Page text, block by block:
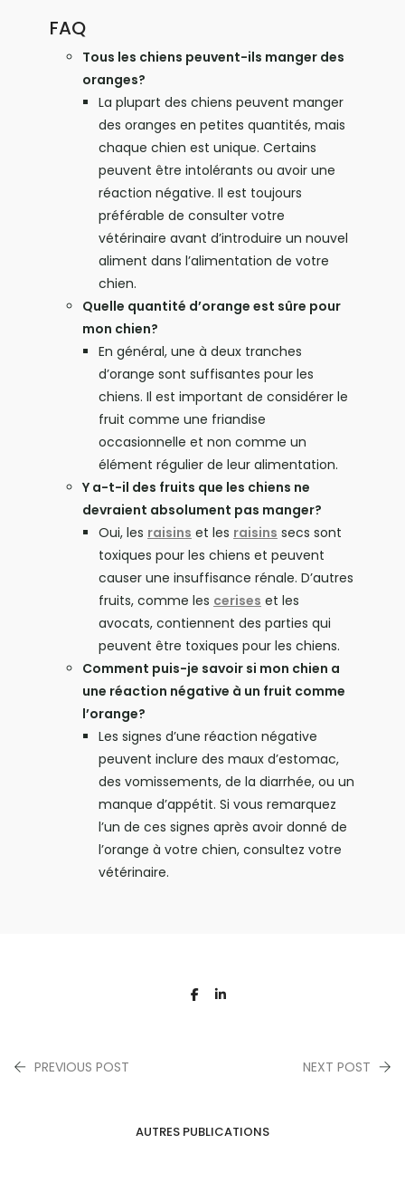
FAQ
Tous les chiens peuvent-ils manger des
oranges?
La plupart des chiens peuvent manger
des oranges en petites quantités, mais
chaque chien est unique. Certains
peuvent être intolérants ou avoir une
réaction négative. Il est toujours
préférable de consulter votre
vétérinaire avant d’introduire un nouvel
aliment dans l’alimentation de votre
chien.
Quelle quantité d’orange est sûre pour
mon chien?
En général, une à deux tranches
d’orange sont suffisantes pour les
chiens. Il est important de considérer le
fruit comme une friandise
occasionnelle et non comme un
élément régulier de leur alimentation.
Y a-t-il des fruits que les chiens ne
devraient absolument pas manger?
Oui, les raisins et les raisins secs sont
toxiques pour les chiens et peuvent
causer une insuffisance rénale. D’autres
fruits, comme les cerises et les
avocats, contiennent des parties qui
peuvent être toxiques pour les chiens.
Comment puis-je savoir si mon chien a
une réaction négative à un fruit comme
l’orange?
Les signes d’une réaction négative
peuvent inclure des maux d’estomac,
des vomissements, de la diarrhée, ou un
manque d’appétit. Si vous remarquez
l’un de ces signes après avoir donné de
l’orange à votre chien, consultez votre
vétérinaire.
PREVIOUS POST NEXT POST
AUTRES PUBLICATIONS